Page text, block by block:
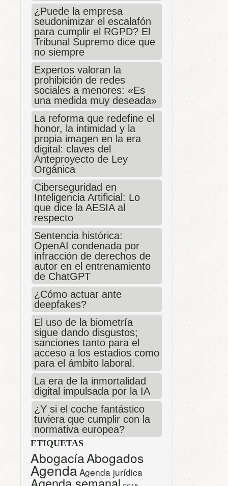
¿Puede la empresa
seudonimizar el escalafón
para cumplir el RGPD? El
Tribunal Supremo dice que
no siempre
Expertos valoran la
prohibición de redes
sociales a menores: «Es
una medida muy deseada»
La reforma que redefine el
honor, la intimidad y la
propia imagen en la era
digital: claves del
Anteproyecto de Ley
Orgánica
Ciberseguridad en
Inteligencia Artificial: Lo
que dice la AESIA al
respecto
Sentencia histórica:
OpenAI condenada por
infracción de derechos de
autor en el entrenamiento
de ChatGPT
¿Cómo actuar ante
deepfakes?
El uso de la biometría
sigue dando disgustos;
sanciones tanto para el
acceso a los estadios como
para el ámbito laboral.
La era de la inmortalidad
digital impulsada por la IA
¿Y si el coche fantástico
tuviera que cumplir con la
normativa europea?
ETIQUETAS
AbogacíaAbogados
Agenda Agenda jurídica